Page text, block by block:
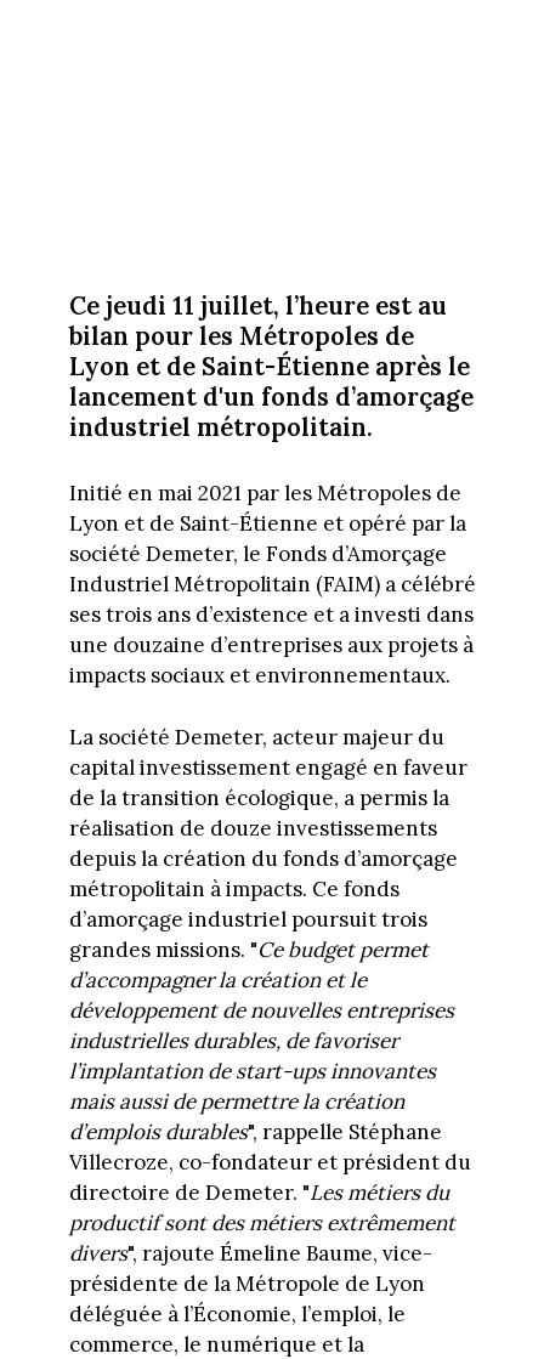
Ce jeudi 11 juillet, l’heure est au
bilan pour les Métropoles de
Lyon et de Saint-Étienne après le
lancement d'un fonds d’amorçage
industriel métropolitain.
Initié en mai 2021 par les Métropoles de
Lyon et de Saint-Étienne et opéré par la
société Demeter, le Fonds d’Amorçage
Industriel Métropolitain (FAIM) a célébré
ses trois ans d’existence et a investi dans
une douzaine d’entreprises aux projets à
impacts sociaux et environnementaux.
La société Demeter, acteur majeur du
capital investissement engagé en faveur
de la transition écologique, a permis la
réalisation de douze investissements
depuis la création du fonds d’amorçage
métropolitain à impacts. Ce fonds
d’amorçage industriel poursuit trois
grandes missions. "Ce budget permet
d’accompagner la création et le
développement de nouvelles entreprises
industrielles durables, de favoriser
l’implantation de start-ups innovantes
mais aussi de permettre la création
d’emplois durables", rappelle Stéphane
Villecroze, co-fondateur et président du
directoire de Demeter. "Les métiers du
productif sont des métiers extrêmement
divers", rajoute Émeline Baume, vice-
présidente de la Métropole de Lyon
déléguée à l’Économie, l’emploi, le
commerce, le numérique et la